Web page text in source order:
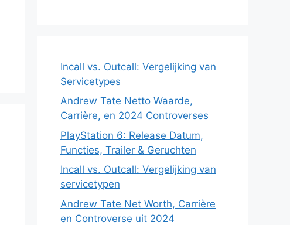
Incall vs. Outcall: Vergelijking van
Servicetypes
Andrew Tate Netto Waarde,
Carrière, en 2024 Controverses
PlayStation 6: Release Datum,
Functies, Trailer & Geruchten
Incall vs. Outcall: Vergelijking van
servicetypen
Andrew Tate Net Worth, Carrière
en Controverse uit 2024